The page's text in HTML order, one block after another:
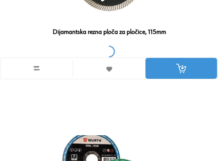
Dijamantska rezna ploča za pločice, 115mm